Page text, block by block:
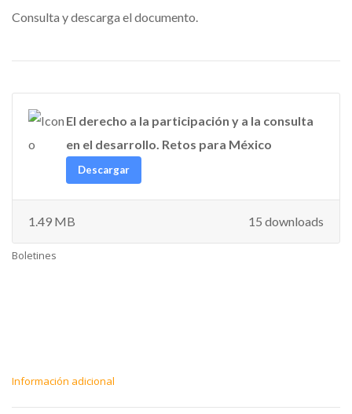
Consulta y descarga el documento.
El derecho a la participación y a la consulta
en el desarrollo. Retos para México
Descargar
15 downloads
1.49 MB
Boletines
Información adicional